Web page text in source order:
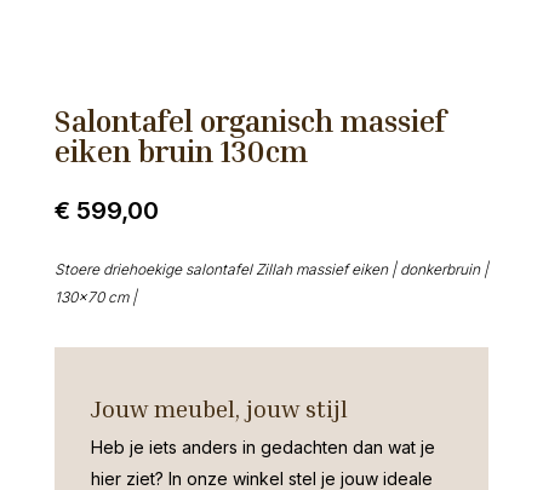
Salontafel organisch massief
eiken bruin 130cm
€ 599,00
Stoere driehoekige salontafel Zillah massief eiken | donkerbruin |
130×70 cm |
Jouw meubel, jouw stijl
Heb je iets anders in gedachten dan wat je
hier ziet? In onze winkel stel je jouw ideale